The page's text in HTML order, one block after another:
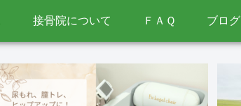
接骨院について ＦＡＱ ブログ